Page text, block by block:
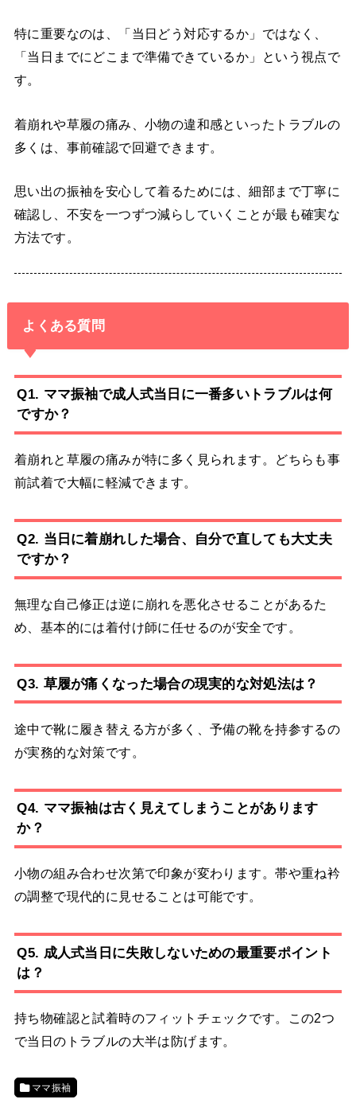
特に重要なのは、「当日どう対応するか」ではなく、
「当日までにどこまで準備できているか」という視点で
す。
着崩れや草履の痛み、小物の違和感といったトラブルの
多くは、事前確認で回避できます。
思い出の振袖を安心して着るためには、細部まで丁寧に
確認し、不安を一つずつ減らしていくことが最も確実な
方法です。
よくある質問
Q1. ママ振袖で成人式当日に一番多いトラブルは何
ですか？
着崩れと草履の痛みが特に多く見られます。どちらも事
前試着で大幅に軽減できます。
Q2. 当日に着崩れした場合、自分で直しても大丈夫
ですか？
無理な自己修正は逆に崩れを悪化させることがあるた
め、基本的には着付け師に任せるのが安全です。
Q3. 草履が痛くなった場合の現実的な対処法は？
途中で靴に履き替える方が多く、予備の靴を持参するの
が実務的な対策です。
Q4. ママ振袖は古く見えてしまうことがあります
か？
小物の組み合わせ次第で印象が変わります。帯や重ね衿
の調整で現代的に見せることは可能です。
Q5. 成人式当日に失敗しないための最重要ポイント
は？
持ち物確認と試着時のフィットチェックです。この2つ
で当日のトラブルの大半は防げます。
ママ振袖